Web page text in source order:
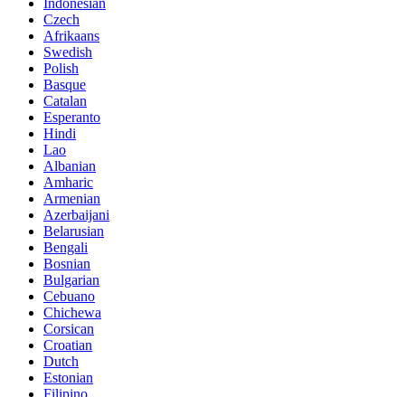
Czech
Afrikaans
Swedish
Polish
Basque
Catalan
Esperanto
Hindi
Lao
Albanian
Amharic
Armenian
Azerbaijani
Belarusian
Bengali
Bosnian
Bulgarian
Cebuano
Chichewa
Corsican
Croatian
Dutch
Estonian
Filipino